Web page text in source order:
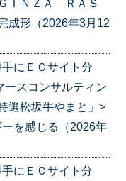
ＩＮＺＡ ＲＡＳ
成形（2026年3月12
にＥＣサイト分
スコンサルティン
松坂牛やまと」>
を感じる（2026年
にＥＣサイト分